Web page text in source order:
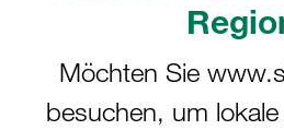
Möchten Sie
besuchen, um
Bitte beachten Sie: Das Bild dient nur zur